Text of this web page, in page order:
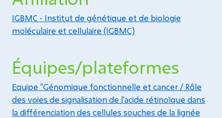
IGBMC - Institut de génétique et de biologie
moléculaire et cellulaire (IGBMC)
Équipes/plateformes
Equipe "Génomique fonctionnelle et cancer / Rôle
des voies de signalisation de l'acide rétinoïque dans
la différenciation des cellules souches de la lignée